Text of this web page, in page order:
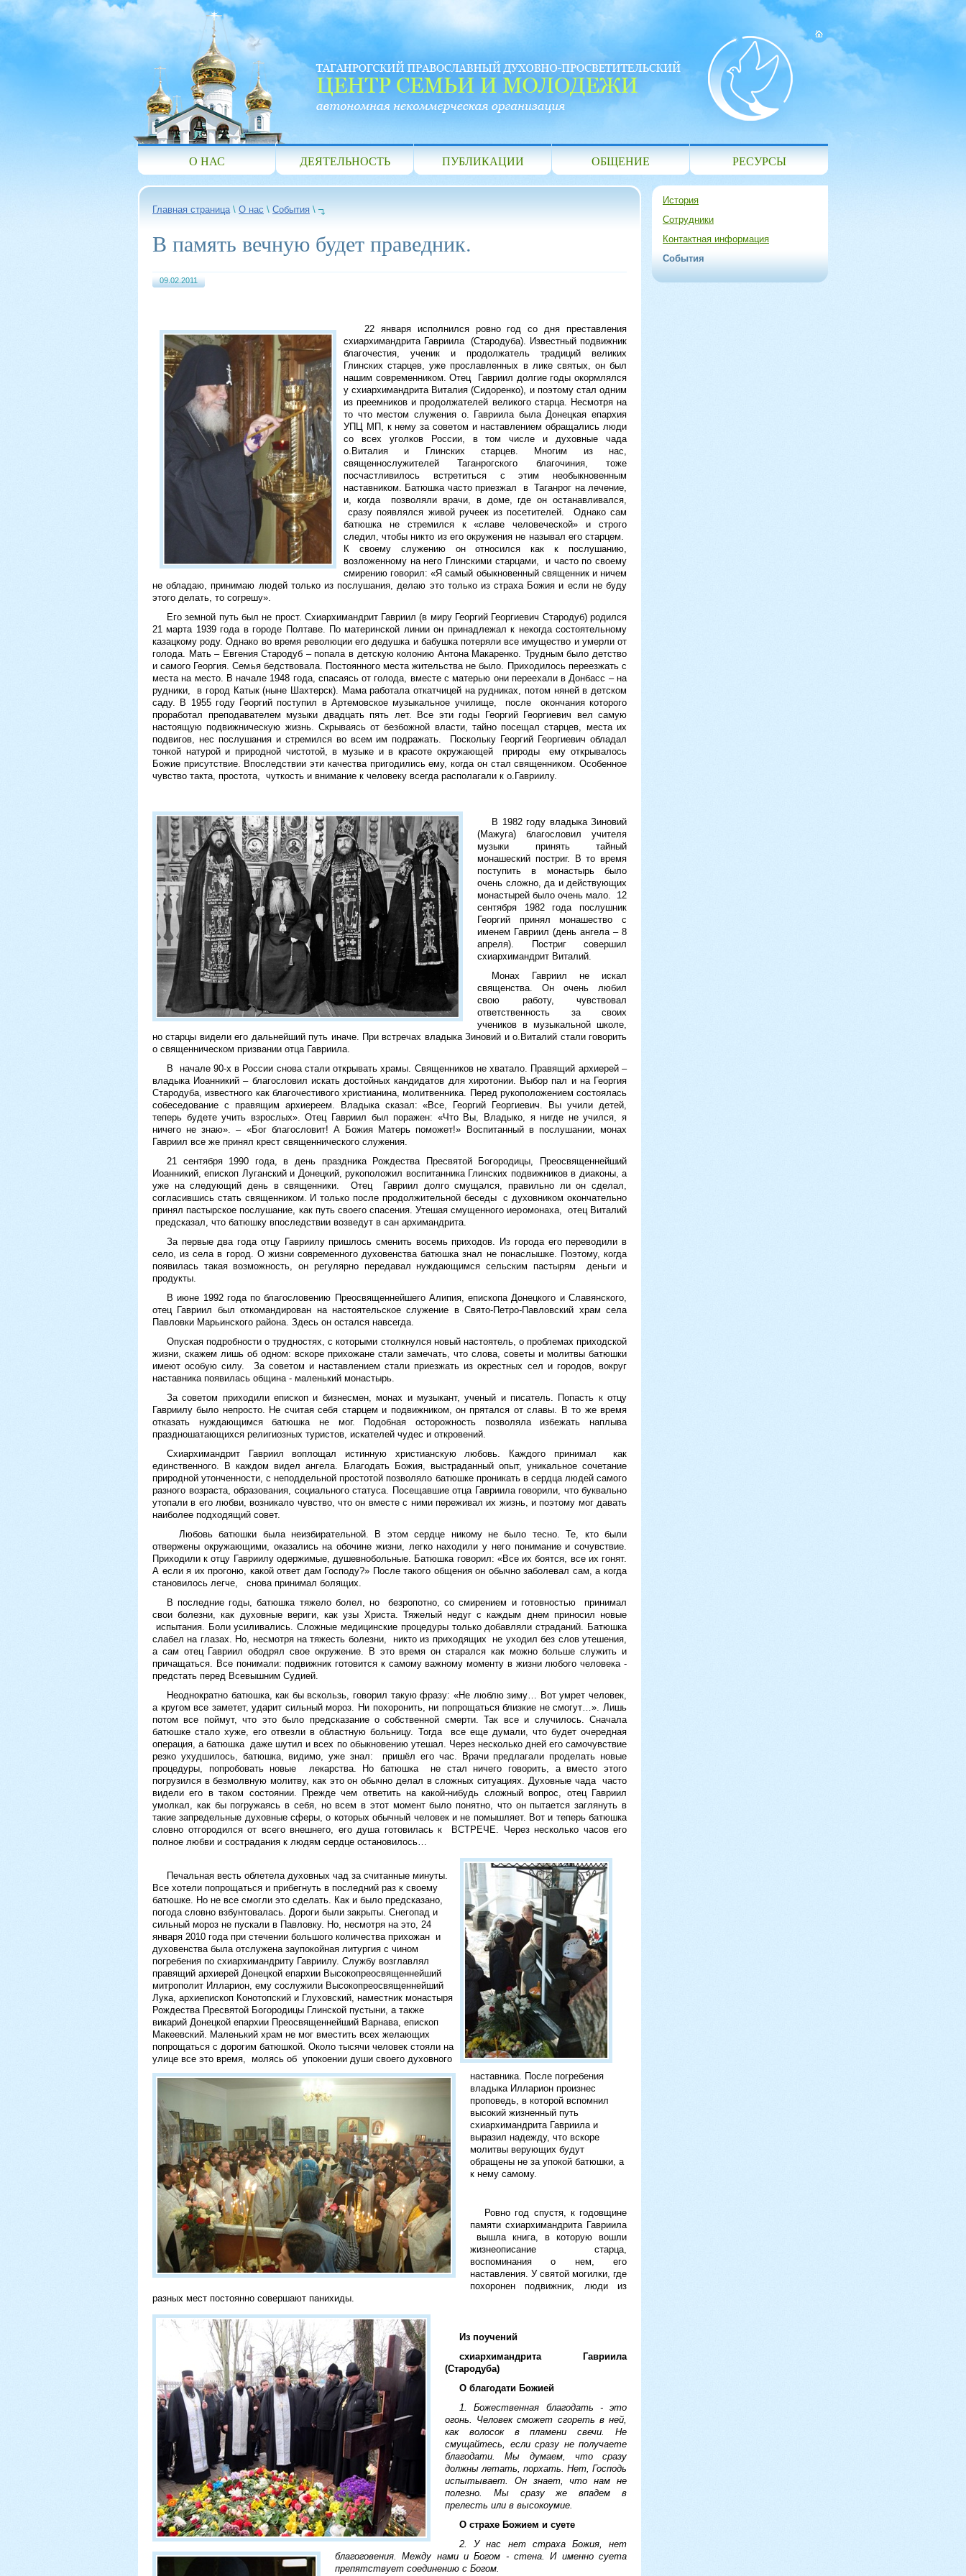
О НАС ДЕЯТЕЛЬНОСТЬ ПУБЛИКАЦИИ ОБЩЕНИЕ РЕСУРСЫ
Главная страница\ О нас \ События \
В память вечную будет праведник.
09.02.2011
22 января исполнился ровно год со дня преставления
схиархимандрита Гавриила (Стародуба). Известный подвижник
благочестия, ученик и продолжатель традиций великих
Глинских старцев, уже прославленных в лике святых, он был
нашим современником. Отец Гавриил долгие годы окормлялся
у схиархимандрита Виталия (Сидоренко), и поэтому стал одним
из преемников и продолжателей великого старца. Несмотря на
то что местом служения о. Гавриила была Донецкая епархия
УПЦ МП, к нему за советом и наставлением обращались люди
со всех уголков России, в том числе и духовные чада
о.Виталия и Глинских старцев. Многим из нас,
священнослужителей Таганрогского благочиния, тоже
посчастливилось встретиться с этим необыкновенным
наставником. Батюшка часто приезжал в Таганрог на лечение,
и, когда позволяли врачи, в доме, где он останавливался,
сразу появлялся живой ручеек из посетителей. Однако сам
батюшка не стремился к «славе человеческой» и строго
следил, чтобы никто из его окружения не называл его старцем.
К своему служению он относился как к послушанию,
возложенному на него Глинскими старцами, и часто по своему
смирению говорил: «Я самый обыкновенный священник и ничем
не обладаю, принимаю людей только из послушания, делаю это только из страха Божия и если не буду
этого делать, то согрешу».
Его земной путь был не прост. Схиархимандрит Гавриил (в миру Георгий Георгиевич Стародуб) родился
21 марта 1939 года в городе Полтаве. По материнской линии он принадлежал к некогда состоятельному
казацкому роду. Однако во время революции его дедушка и бабушка потеряли все имущество и умерли от
голода. Мать – Евгения Стародуб – попала в детскую колонию Антона Макаренко. Трудным было детство
и самого Георгия. Семья бедствовала. Постоянного места жительства не было. Приходилось переезжать с
места на место. В начале 1948 года, спасаясь от голода, вместе с матерью они переехали в Донбасс – на
рудники, в город Катык (ныне Шахтерск). Мама работала откатчицей на рудниках, потом няней в детском
саду. В 1955 году Георгий поступил в Артемовское музыкальное училище, после окончания которого
проработал преподавателем музыки двадцать пять лет. Все эти годы Георгий Георгиевич вел самую
настоящую подвижническую жизнь. Скрываясь от безбожной власти, тайно посещал старцев, места их
подвигов, нес послушания и стремился во всем им подражать. Поскольку Георгий Георгиевич обладал
тонкой натурой и природной чистотой, в музыке и в красоте окружающей природы ему открывалось
Божие присутствие. Впоследствии эти качества пригодились ему, когда он стал священником. Особенное
чувство такта, простота, чуткость и внимание к человеку всегда располагали к о.Гавриилу.
В 1982 году владыка Зиновий
(Мажуга) благословил учителя
музыки принять тайный
монашеский постриг. В то время
поступить в монастырь было
очень сложно, да и действующих
монастырей было очень мало. 12
сентября 1982 года послушник
Георгий принял монашество с
именем Гавриил (день ангела – 8
апреля). Постриг совершил
схиархимандрит Виталий.
Монах Гавриил не искал
священства. Он очень любил
свою работу, чувствовал
ответственность за своих
учеников в музыкальной школе,
но старцы видели его дальнейший путь иначе. При встречах владыка Зиновий и о.Виталий стали говорить
о священническом призвании отца Гавриила.
В начале 90-х в России снова стали открывать храмы. Священников не хватало. Правящий архиерей –
владыка Иоанникий – благословил искать достойных кандидатов для хиротонии. Выбор пал и на Георгия
Стародуба, известного как благочестивого христианина, молитвенника. Перед рукоположением состоялась
собеседование с правящим архиереем. Владыка сказал: «Все, Георгий Георгиевич. Вы учили детей,
теперь будете учить взрослых». Отец Гавриил был поражен: «Что Вы, Владыко, я нигде не учился, я
ничего не знаю». – «Бог благословит! А Божия Матерь поможет!» Воспитанный в послушании, монах
Гавриил все же принял крест священнического служения.
21 сентября 1990 года, в день праздника Рождества Пресвятой Богородицы, Преосвященнейший
Иоанникий, епископ Луганский и Донецкий, рукоположил воспитанника Глинских подвижников в диаконы, а
уже на следующий день в священники. Отец Гавриил долго смущался, правильно ли он сделал,
согласившись стать священником. И только после продолжительной беседы с духовником окончательно
принял пастырское послушание, как путь своего спасения. Утешая смущенного иеромонаха, отец Виталий
предсказал, что батюшку впоследствии возведут в сан архимандрита.
За первые два года отцу Гавриилу пришлось сменить восемь приходов. Из города его переводили в
село, из села в город. О жизни современного духовенства батюшка знал не понаслышке. Поэтому, когда
появилась такая возможность, он регулярно передавал нуждающимся сельским пастырям деньги и
продукты.
В июне 1992 года по благословению Преосвященнейшего Алипия, епископа Донецкого и Славянского,
отец Гавриил был откомандирован на настоятельское служение в Свято-Петро-Павловский храм села
Павловки Марьинского района. Здесь он остался навсегда.
Опуская подробности о трудностях, с которыми столкнулся новый настоятель, о проблемах приходской
жизни, скажем лишь об одном: вскоре прихожане стали замечать, что слова, советы и молитвы батюшки
имеют особую силу. За советом и наставлением стали приезжать из окрестных сел и городов, вокруг
наставника появилась община - маленький монастырь.
За советом приходили епископ и бизнесмен, монах и музыкант, ученый и писатель. Попасть к отцу
Гавриилу было непросто. Не считая себя старцем и подвижником, он прятался от славы. В то же время
отказать нуждающимся батюшка не мог. Подобная осторожность позволяла избежать наплыва
праздношатающихся религиозных туристов, искателей чудес и откровений.
Схиархимандрит Гавриил воплощал истинную христианскую любовь. Каждого принимал как
единственного. В каждом видел ангела. Благодать Божия, выстраданный опыт, уникальное сочетание
природной утонченности, с неподдельной простотой позволяло батюшке проникать в сердца людей самого
разного возраста, образования, социального статуса. Посещавшие отца Гавриила говорили, что буквально
утопали в его любви, возникало чувство, что он вместе с ними переживал их жизнь, и поэтому мог давать
наиболее подходящий совет.
Любовь батюшки была неизбирательной. В этом сердце никому не было тесно. Те, кто были
отвержены окружающими, оказались на обочине жизни, легко находили у него понимание и сочувствие.
Приходили к отцу Гавриилу одержимые, душевнобольные. Батюшка говорил: «Все их боятся, все их гонят.
А если я их прогоню, какой ответ дам Господу?» После такого общения он обычно заболевал сам, а когда
становилось легче, снова принимал болящих.
В последние годы, батюшка тяжело болел, но безропотно, со смирением и готовностью принимал
свои болезни, как духовные вериги, как узы Христа. Тяжелый недуг с каждым днем приносил новые
испытания. Боли усиливались. Сложные медицинские процедуры только добавляли страданий. Батюшка
слабел на глазах. Но, несмотря на тяжесть болезни, никто из приходящих не уходил без слов утешения,
а сам отец Гавриил ободрял свое окружение. В это время он старался как можно больше служить и
причащаться. Все понимали: подвижник готовится к самому важному моменту в жизни любого человека -
предстать перед Всевышним Судией.
Неоднократно батюшка, как бы вскользь, говорил такую фразу: «Не люблю зиму… Вот умрет человек,
а кругом все заметет, ударит сильный мороз. Ни похоронить, ни попрощаться близкие не смогут…». Лишь
потом все поймут, что это было предсказание о собственной смерти. Так все и случилось. Сначала
батюшке стало хуже, его отвезли в областную больницу. Тогда все еще думали, что будет очередная
операция, а батюшка даже шутил и всех по обыкновению утешал. Через несколько дней его самочувствие
резко ухудшилось, батюшка, видимо, уже знал: пришёл его час. Врачи предлагали проделать новые
процедуры, попробовать новые лекарства. Но батюшка не стал ничего говорить, а вместо этого
погрузился в безмолвную молитву, как это он обычно делал в сложных ситуациях. Духовные чада часто
видели его в таком состоянии. Прежде чем ответить на какой-нибудь сложный вопрос, отец Гавриил
умолкал, как бы погружаясь в себя, но всем в этот момент было понятно, что он пытается заглянуть в
такие запредельные духовные сферы, о которых обычный человек и не помышляет. Вот и теперь батюшка
словно отгородился от всего внешнего, его душа готовилась к ВСТРЕЧЕ. Через несколько часов его
полное любви и сострадания к людям сердце остановилось…
Печальная весть облетела духовных чад за считанные минуты.
Все хотели попрощаться и прибегнуть в последний раз к своему
батюшке. Но не все смогли это сделать. Как и было предсказано,
погода словно взбунтовалась. Дороги были закрыты. Снегопад и
сильный мороз не пускали в Павловку. Но, несмотря на это, 24
января 2010 года при стечении большого количества прихожан и
духовенства была отслужена заупокойная литургия с чином
погребения по схиархимандриту Гавриилу. Службу возглавлял
правящий архиерей Донецкой епархии Высокопреосвященнейший
митрополит Илларион, ему сослужили Высокопреосвященнейший
Лука, архиепископ Конотопский и Глуховский, наместник монастыря
Рождества Пресвятой Богородицы Глинской пустыни, а также
викарий Донецкой епархии Преосвященнейший Варнава, епископ
Макеевский. Маленький храм не мог вместить всех желающих
попрощаться с дорогим батюшкой. Около тысячи человек стояли на
улице все это время, молясь об упокоении души своего духовного
наставника. После погребения
владыка Илларион произнес
проповедь, в которой вспомнил
высокий жизненный путь
схиархимандрита Гавриила и
выразил надежду, что вскоре
молитвы верующих будут
обращены не за упокой батюшки, а
к нему самому.
Ровно год спустя, к годовщине
памяти схиархимандрита Гавриила
вышла книга, в которую вошли
жизнеописание старца,
воспоминания о нем, его
наставления. У святой могилки, где
похоронен подвижник, люди из
разных мест постоянно совершают панихиды.
Из поучений
схиархимандрита Гавриила
(Стародуба)
О благодати Божией
1. Божественная благодать - это
огонь. Человек сможет сгореть в ней,
как волосок в пламени свечи. Не
смущайтесь, если сразу не получаете
благодати. Мы думаем, что сразу
должны летать, порхать. Нет, Господь
испытывает. Он знает, что нам не
полезно. Мы сразу же впадем в
прелесть или в высокоумие.
О страхе Божием и суете
2. У нас нет страха Божия, нет
благоговения. Между нами и Богом - стена. И именно суета
препятствует соединению с Богом.
История
Сотрудники
Контактная информация
События